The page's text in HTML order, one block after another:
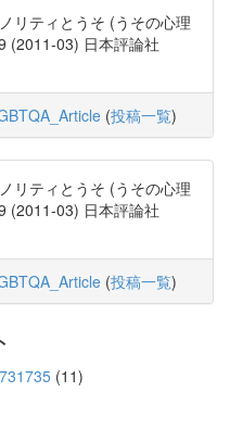
リティとうそ (うその心理
(2011-03) 日本評論社
(投稿一覧)
リティとうそ (うその心理
(2011-03) 日本評論社
(投稿一覧)
(11)